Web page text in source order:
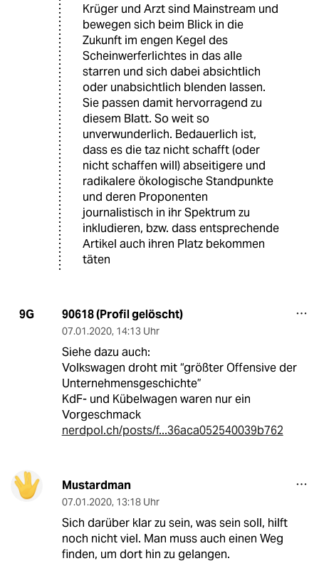
Krüger und Arzt sind Mainstream und
bewegen sich beim Blick in die
Zukunft im engen Kegel des
Scheinwerferlichtes in das alle
starren und sich dabei absichtlich
oder unabsichtlich blenden lassen.
Sie passen damit hervorragend zu
diesem Blatt. So weit so
unverwunderlich. Bedauerlich ist,
dass es die taz nicht schafft (oder
nicht schaffen will) abseitigere und
radikalere ökologische Standpunkte
und deren Proponenten
journalistisch in ihr Spektrum zu
inkludieren, bzw. dass entsprechende
Artikel auch ihren Platz bekommen
täten
9G 90618 (Profil gelöscht)
07.01.2020, 14:13 Uhr
Siehe dazu auch:
Volkswagen droht mit “größter Offensive der
Unternehmensgeschichte”
KdF- und Kübelwagen waren nur ein
Vorgeschmack
nerdpol.ch/posts/f...36aca052540039b762
Mustardman
07.01.2020, 13:18 Uhr
Sich darüber klar zu sein, was sein soll, hilft
noch nicht viel. Man muss auch einen Weg
finden, um dort hin zu gelangen.